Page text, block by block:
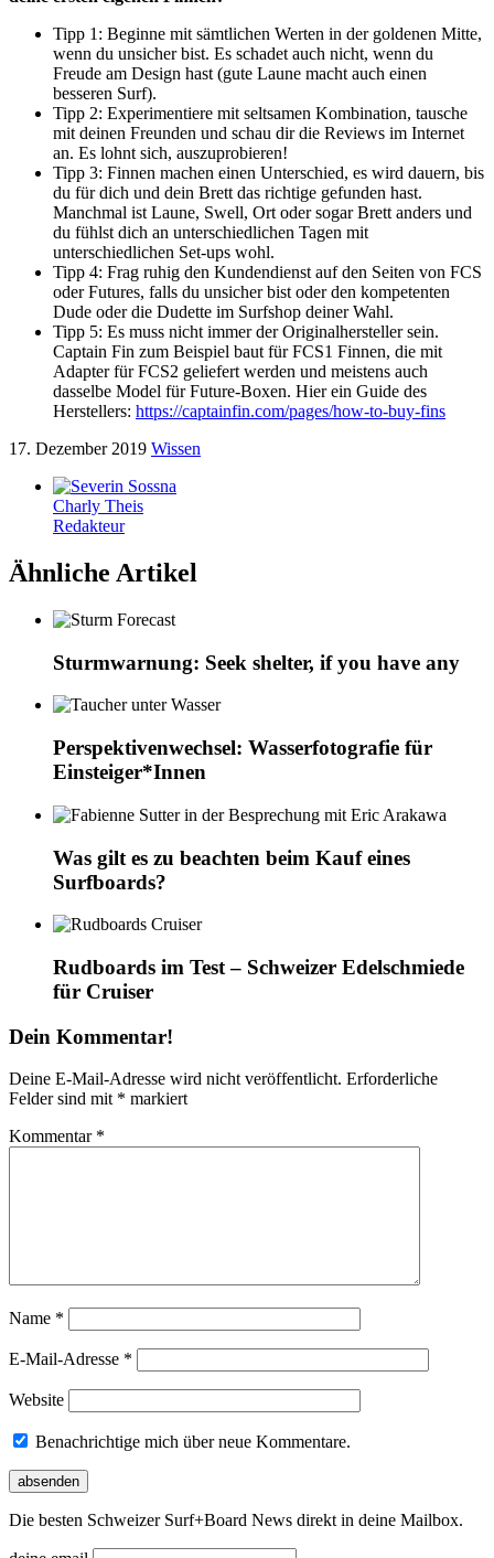
Tipp 1: Beginne mit sämtlichen Werten in der goldenen Mitte,
wenn du unsicher bist. Es schadet auch nicht, wenn du
Freude am Design hast (gute Laune macht auch einen
besseren Surf).
Tipp 2: Experimentiere mit seltsamen Kombination, tausche
mit deinen Freunden und schau dir die Reviews im Internet
an. Es lohnt sich, auszuprobieren!
Tipp 3: Finnen machen einen Unterschied, es wird dauern, bis
du für dich und dein Brett das richtige gefunden hast.
Manchmal ist Laune, Swell, Ort oder sogar Brett anders und
du fühlst dich an unterschiedlichen Tagen mit
unterschiedlichen Set-ups wohl.
Tipp 4: Frag ruhig den Kundendienst auf den Seiten von FCS
oder Futures, falls du unsicher bist oder den kompetenten
Dude oder die Dudette im Surfshop deiner Wahl.
Tipp 5: Es muss nicht immer der Originalhersteller sein.
Captain Fin zum Beispiel baut für FCS1 Finnen, die mit
Adapter für FCS2 geliefert werden und meistens auch
dasselbe Model für Future-Boxen. Hier ein Guide des
Herstellers: https://captainfin.com/pages/how-to-buy-fins
17. Dezember 2019 Wissen
Charly Theis
Redakteur
Ähnliche Artikel
Sturmwarnung: Seek shelter, if you have any
Perspektiven­wechsel: Wasserfoto­grafie für
Einsteiger*­Innen
Was gilt es zu beachten beim Kauf eines
Surfboards?
Rudboards im Test – Schweizer Edelschmiede
für Cruiser
Dein Kommentar!
Deine E-Mail-Adresse wird nicht veröffentlicht. Erforderliche
Felder sind mit * markiert
Kommentar *
Name *
E-Mail-Adresse *
Website
Benachrichtige mich über neue Kommentare.
Die besten Schweizer Surf+Board News direkt in deine Mailbox.